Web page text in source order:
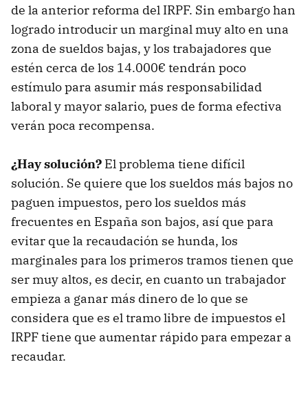
de la anterior reforma del IRPF. Sin embargo han
logrado introducir un marginal muy alto en una
zona de sueldos bajas, y los trabajadores que
estén cerca de los 14.000€ tendrán poco
estímulo para asumir más responsabilidad
laboral y mayor salario, pues de forma efectiva
verán poca recompensa.
¿Hay solución? El problema tiene difícil
solución. Se quiere que los sueldos más bajos no
paguen impuestos, pero los sueldos más
frecuentes en España son bajos, así que para
evitar que la recaudación se hunda, los
marginales para los primeros tramos tienen que
ser muy altos, es decir, en cuanto un trabajador
empieza a ganar más dinero de lo que se
considera que es el tramo libre de impuestos el
IRPF tiene que aumentar rápido para empezar a
recaudar.